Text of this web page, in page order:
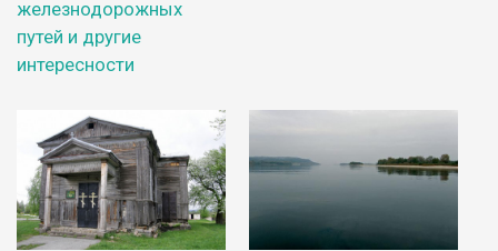
железнодорожных
путей и другие
интересности